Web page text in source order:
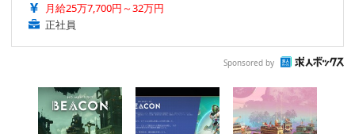
月給25万7,700円～32万円
正社員
Sponsored by